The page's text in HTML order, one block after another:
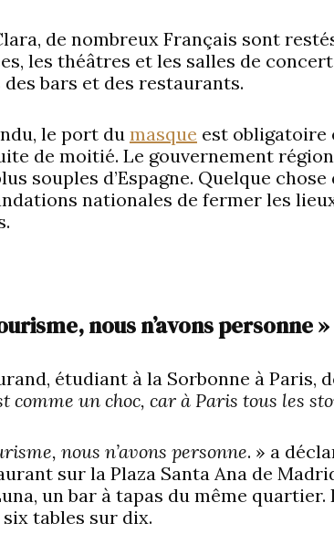
de nombreux Français sont
les théâtres et les salles de
bars et des restaurants.
le port du masque est obligatoire
de moitié. Le gouvernement
souples d’Espagne. Quelque
nationales de fermer les
nous n’avons personne »
étudiant à la Sorbonne à Paris,
comme un choc, car à Paris tous les
nous n’avons personne. » a
sur la Plaza Santa Ana de
un bar à tapas du même
tables sur dix.